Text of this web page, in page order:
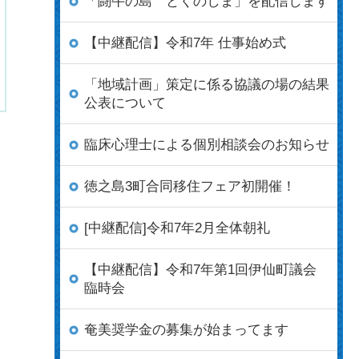
【中継配信】令和7年 仕事始め式
「地域計画」策定に係る協議の場の結果
公表について
臨床心理士による個別相談会のお知らせ
徳之島3町合同移住フェア初開催！
[中継配信]令和7年2月全体朝礼
【中継配信】令和7年第1回伊仙町議会
臨時会
奄美奨学金の募集が始まってます